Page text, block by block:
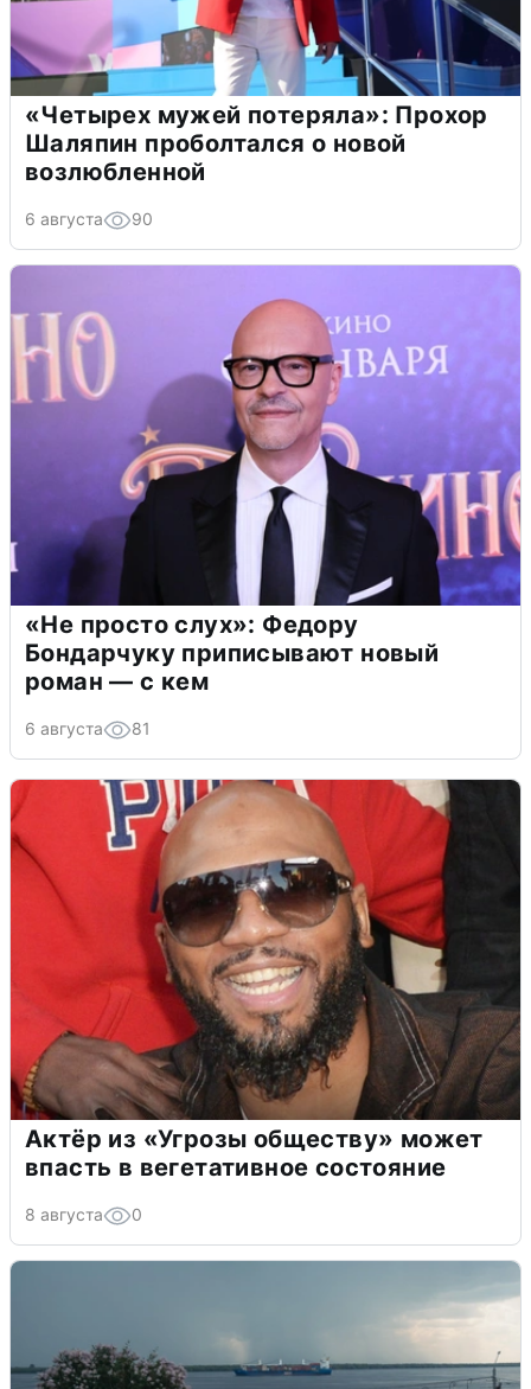
«Четырех мужей потеряла»: Прохор
Шаляпин проболтался о новой
возлюбленной
6 августа 90
«Не просто слух»: Федору
Бондарчуку приписывают новый
роман — с кем
6 августа 81
Актёр из «Угрозы обществу» может
впасть в вегетативное состояние
8 августа 0